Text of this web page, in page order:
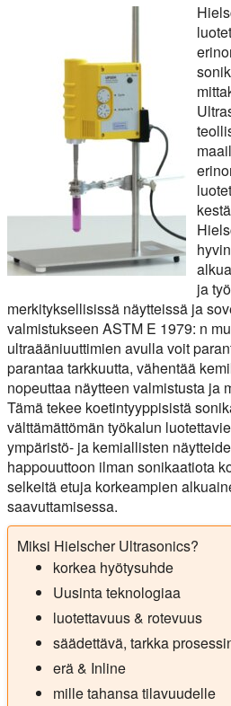
ja
merkityksellisissä näytteissä ja
valmistukseen ASTM E 1979: n
ultraääniuuttimien avulla voit
parantaa tarkkuutta, vähentää
nopeuttaa näytteen valmistusta ja
Tämä tekee koetintyyppisistä
välttämättömän työkalun
ympäristö- ja kemiallisten
happouuttoon ilman sonikaatiota
selkeitä etuja korkeampien
saavuttamisessa.
Miksi Hielscher Ultrasonics?
korkea hyötysuhde
Uusinta teknologiaa
luotettavuus & rotevuus
säädettävä, tarkka
erä & Inline
mille tahansa tilavuudelle